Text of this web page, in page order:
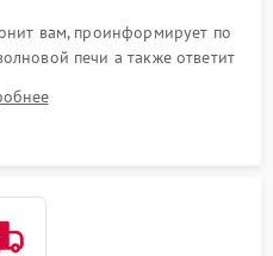
вам, проинформирует по
печи а также ответит